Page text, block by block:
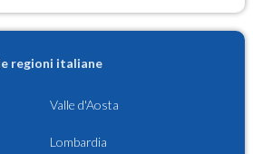
regioni italiane
Valle d'Aosta
Lombardia